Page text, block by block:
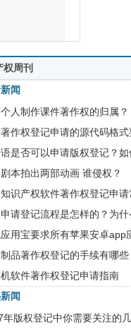
权周刊
闻
人制作课件著作权的归属？
作权登记申请的源代码格式
是否可以申请版权登记？如
本拍出两部动画 谁侵权？
识产权软件著作权登记申请
请登记流程是怎样的？为
用宝要求所有苹果安卓
品著作权登记的手续有哪些
软件著作权登记申请指南
闻
年版权登记中你需要关注的